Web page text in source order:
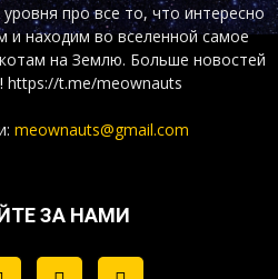
про все то, что интересно
и находим во вселенной самое
на Землю. Больше новостей
https://t.me/meownauts
meownauts@gmail.com
ЗА НАМИ